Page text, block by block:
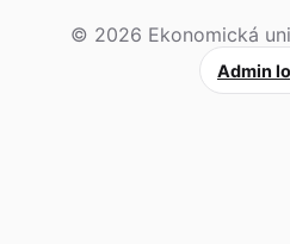
© 2026 Ekonomická
Admin